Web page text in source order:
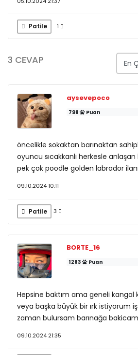
Patile 1
3 CEVAP
aysevepoco
798 Puan
öncelikle sokaktan barınaktan
oyuncu sıcakkanlı herkesle anlaşan
pek çok poodle golden labrador
09.10.2024 10:11
Patile 3
BORTE_16
1283 Puan
Hepsine baktım ama geneli kangal
veya başka büyük bir ırk istiyorum
zaman bulursam barınağa bakicam
09.10.2024 21:35